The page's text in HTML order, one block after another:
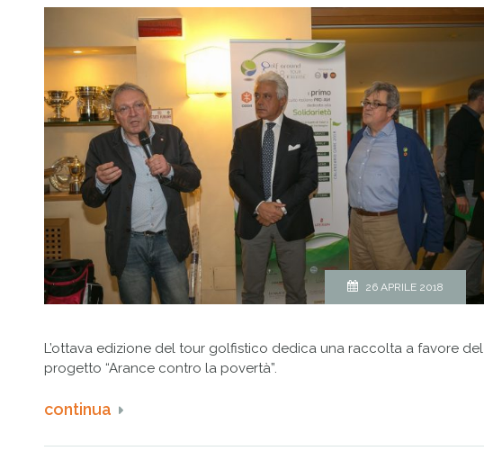
26 APRILE 2018
L’ottava edizione del tour golfistico dedica una raccolta a favore del
progetto “Arance contro la povertà”.
continua